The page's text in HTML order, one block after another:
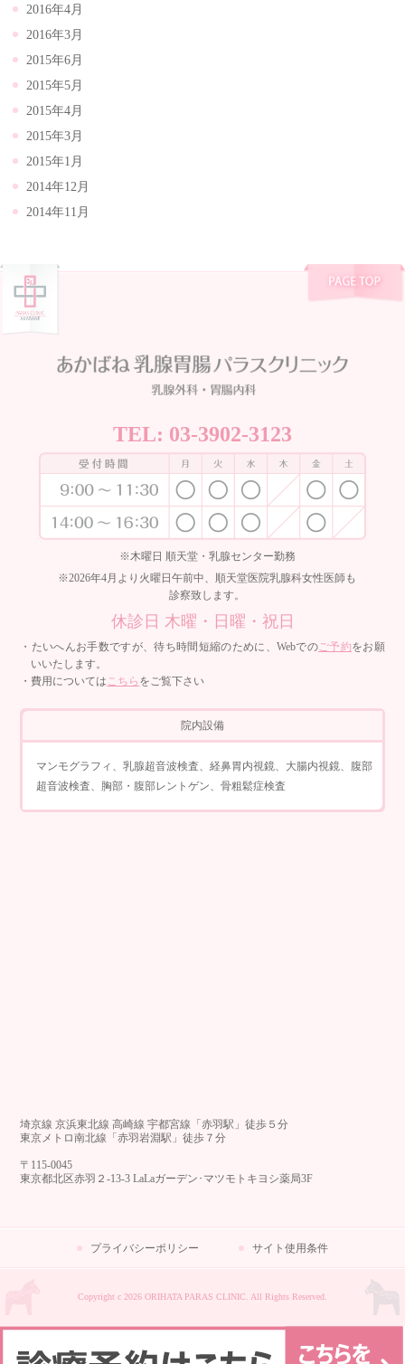
2016年4月
2016年3月
2015年6月
2015年5月
2015年4月
2015年3月
2015年1月
2014年12月
2014年11月
TEL: 03-3902-3123
※木曜日 順天堂・乳腺センター勤務
※2026年4月より火曜日午前中、順天堂医院乳腺科女性医師も
診察致します。
休診日 木曜・日曜・祝日
・たいへんお手数ですが、待ち時間短縮のために、Webでのご予約をお願
いいたします。
・費用についてはこちら をご覧下さい
院内設備
マンモグラフィ、乳腺超音波検査、経鼻胃内視鏡、大腸内視鏡、腹部
超音波検査、胸部・腹部レントゲン、骨粗鬆症検査
埼京線 京浜東北線 高崎線 宇都宮線「赤羽駅」徒歩５分
東京メトロ南北線「赤羽岩淵駅」徒歩７分
〒115-0045
東京都北区赤羽２-13-3 LaLaガーデン･マツモトキヨシ薬局3F
プライバシーポリシー サイト使用条件
Copyright c 2026 ORIHATA PARAS CLINIC. All Rights Reserved.